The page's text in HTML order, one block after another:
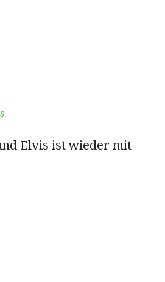
Elvis ist wieder mit